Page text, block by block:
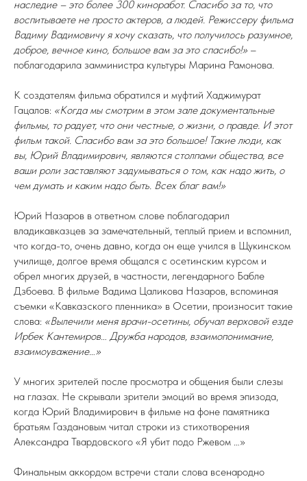
наследие – это более 300 киноработ. Спасибо за то, что
воспитываете не просто актеров, а людей. Режиссеру фильма
Вадиму Вадимовичу я хочу сказать, что получилось разумное,
доброе, вечное кино, большое вам за это спасибо!» –
поблагодарила замминистра культуры Марина Рамонова.
К создателям фильма обратился и муфтий Хаджимурат
Гацалов: «Когда мы смотрим в этом зале документальные
фильмы, то радует, что они честные, о жизни, о правде. И этот
фильм такой. Спасибо вам за это большое! Такие люди, как
вы, Юрий Владимирович, являются столпами общества, все
ваши роли заставляют задумываться о том, как надо жить, о
чем думать и каким надо быть. Всех благ вам!»
Юрий Назаров в ответном слове поблагодарил
владикавказцев за замечательный, теплый прием и вспомнил,
что когда-то, очень давно, когда он еще учился в Щукинском
училище, долгое время общался с осетинским курсом и
обрел многих друзей, в частности, легендарного Бабле
Дзбоева. В фильме Вадима Цаликова Назаров, вспоминая
съемки «Кавказского пленника» в Осетии, произносит такие
слова: «Вылечили меня врачи-осетины, обучал верховой езде
Ирбек Кантемиров… Дружба народов, взаимопонимание,
взаимоуважение…»
У многих зрителей после просмотра и общения были слезы
на глазах. Не скрывали зрители эмоций во время эпизода,
когда Юрий Владимирович в фильме на фоне памятника
братьям Газдановым читал строки из стихотворения
Александра Твардовского «Я убит подо Ржевом …»
Финальным аккордом встречи стали слова всенародно